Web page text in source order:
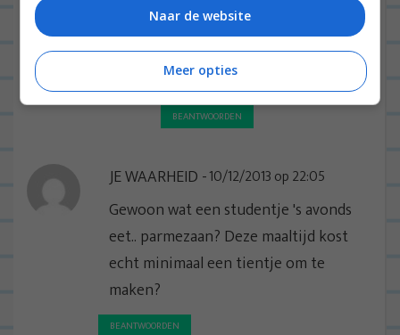
LEONIE 11/12/2013 op 19:23
Nice! Ben benieuwd hoe je
het gaat vinden 🙂
BEANTWOORDEN
JE WAARHEID 10/12/2013 op 22:05
Gewoon wat een studentje 's avonds
eet.. parmezaan? Deze maaltijd kost
echt minimaal een tientje om te
maken?
BEANTWOORDEN
Naar de website
Meer opties